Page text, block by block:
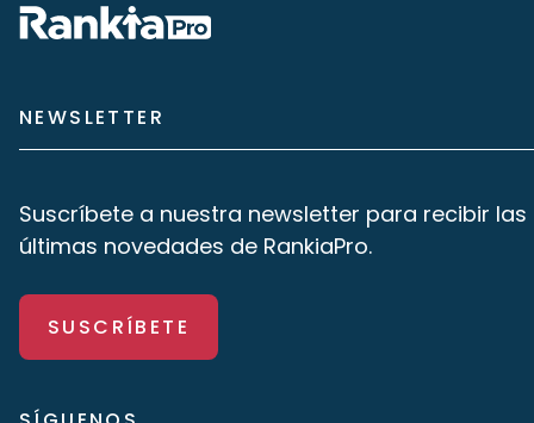
NEWSLETTER
Suscríbete a nuestra newsletter para recibir las
últimas novedades de RankiaPro.
SUSCRÍBETE